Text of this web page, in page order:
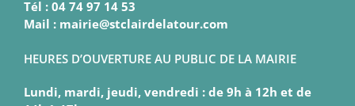
Tél : 04 74 97 14 53
Mail : mairie@stclairdelatour.com
HEURES D’OUVERTURE AU PUBLIC DE LA MAIRIE
Lundi, mardi, jeudi, vendredi : de 9h à 12h et de